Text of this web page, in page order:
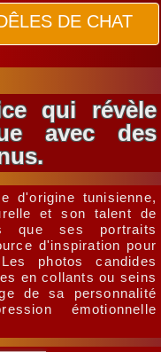
DE CHAT
qui révèle
avec des
d'origine tunisienne,
et son talent de
que ses portraits
d'inspiration pour
photos candides
en collants ou seins
de sa personnalité
émotionnelle